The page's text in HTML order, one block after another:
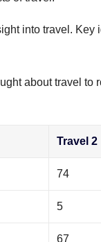
into travel. Key
about travel to
Travel 2
74
5
67